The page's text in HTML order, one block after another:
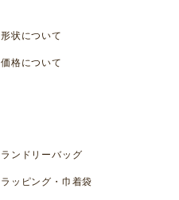
形状について
価格について
ランドリーバッグ
ラッピング・巾着袋